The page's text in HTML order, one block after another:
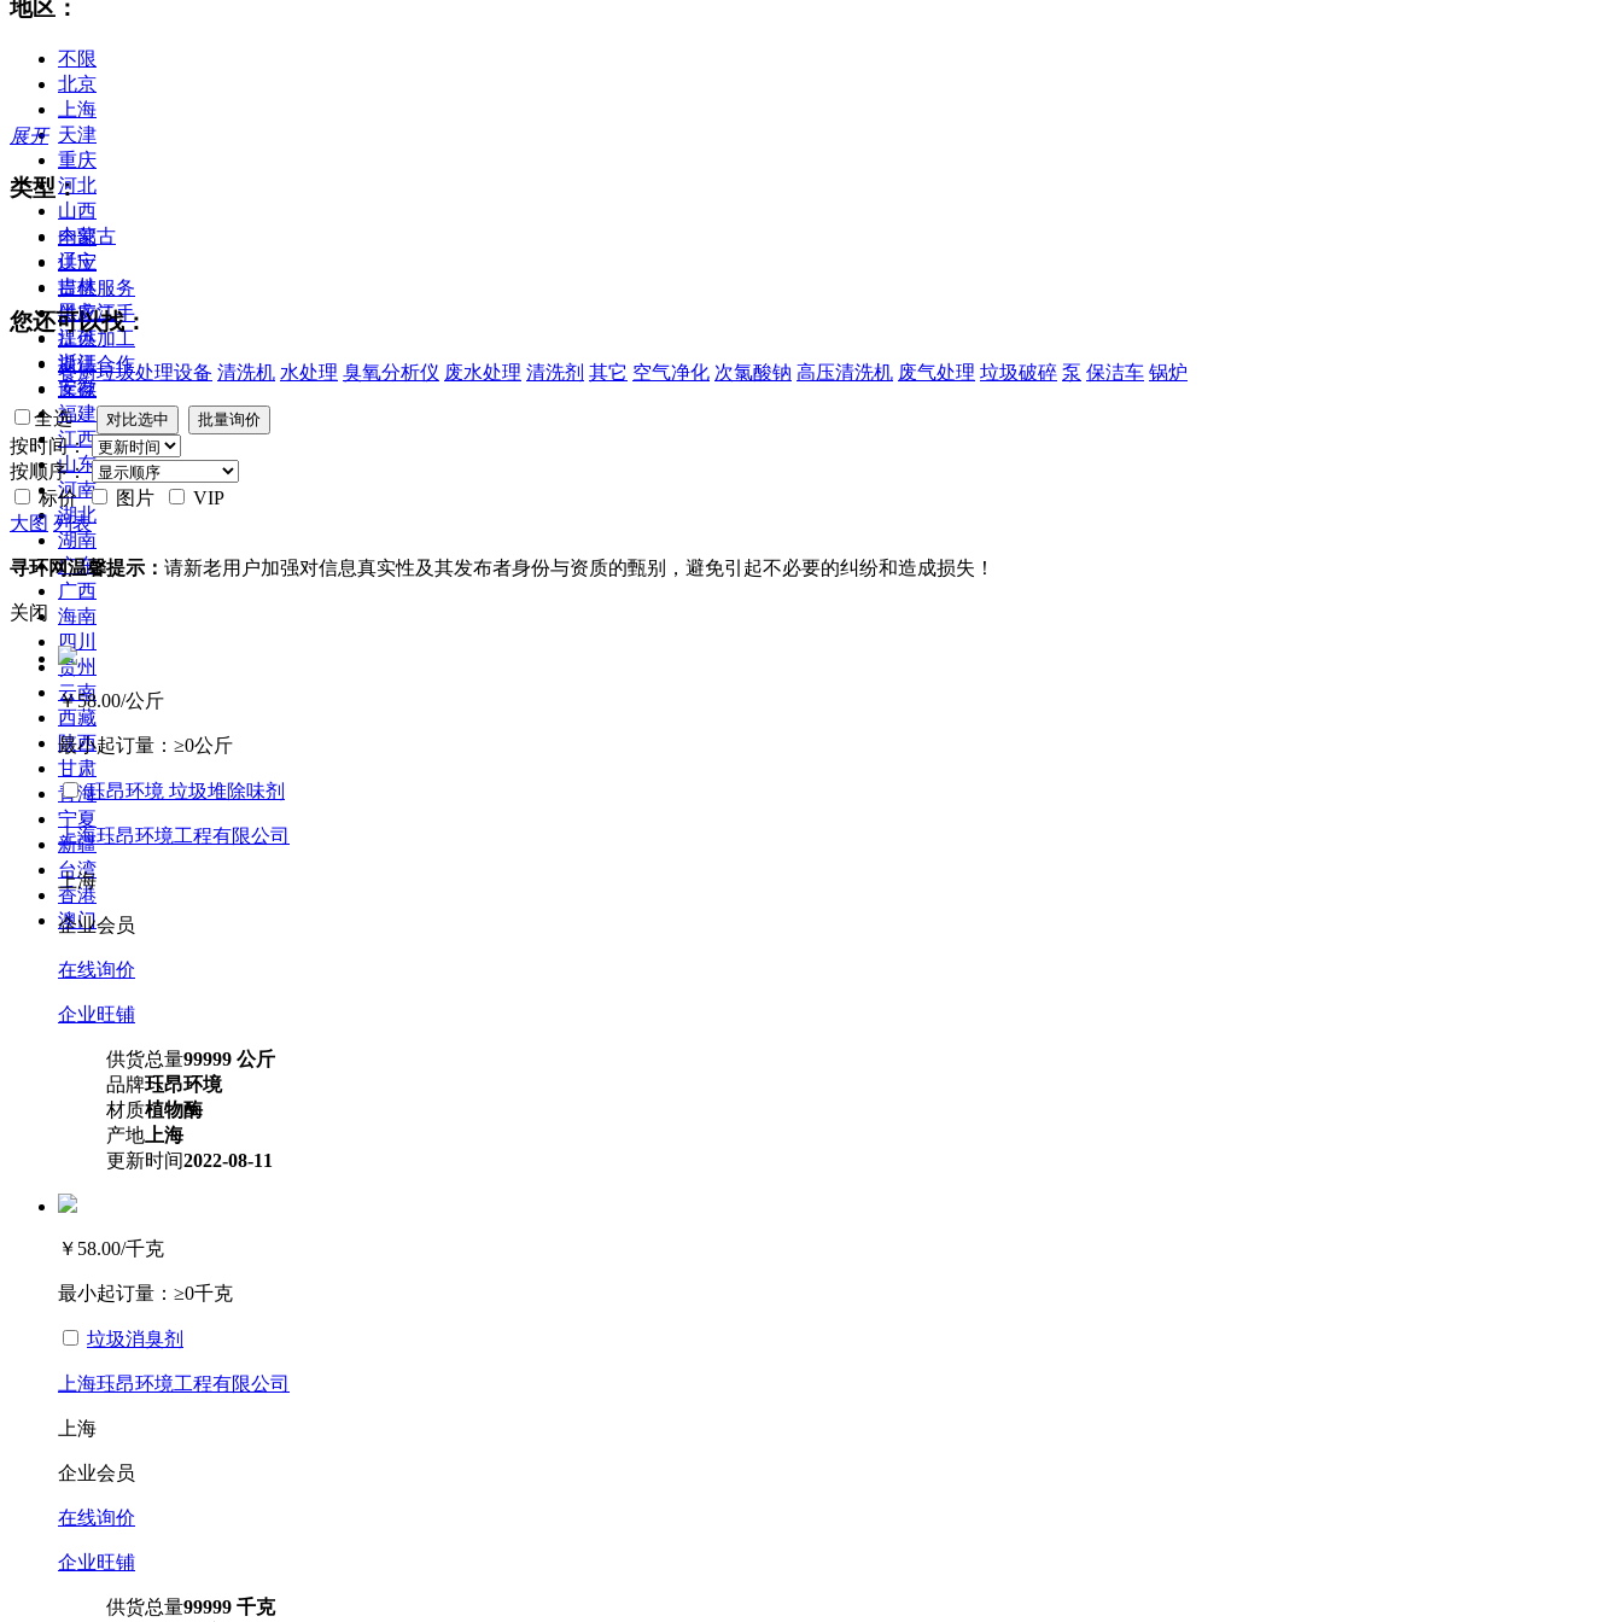
地区：
不限
北京
上海
天津
重庆
河北
山西
内蒙古
辽宁
吉林
黑龙江
江苏
浙江
安徽
福建
江西
山东
河南
湖北
湖南
广东
广西
海南
四川
贵州
云南
西藏
陕西
甘肃
青海
宁夏
新疆
台湾
香港
澳门
展开
类型：
全部
供应
提供服务
供应二手
提供加工
提供合作
库存
您还可以找：
餐厨垃圾处理设备 清洗机 水处理 臭氧分析仪 废水处理 清洗剂 其它 空气净化 次氯酸钠 高压清洗机 废气处理 垃圾破碎 泵 保洁车 锅炉
全选
按时间：
按顺序：
标价
图片
VIP
大图 列表
寻环网温馨提示： 请新老用户加强对信息真实性及其发布者身份与资质的甄别，避免引起不必要的纠纷和造成损失！
关闭
￥58.00/公斤
最小起订量： ≥0公斤
珏昂环境 垃圾堆除味剂
上海珏昂环境工程有限公司
上海
企业会员
在线询价
企业旺铺
供货总量99999 公斤
品牌珏昂环境
材质植物酶
产地 上海
更新时间2022-08-11
￥58.00/千克
最小起订量： ≥0千克
垃圾消臭剂
上海珏昂环境工程有限公司
上海
企业会员
在线询价
企业旺铺
供货总量99999 千克